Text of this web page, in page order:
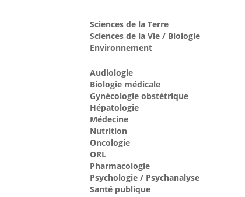
Sciences de la Terre
Sciences de la Vie / Biologie
Environnement
Audiologie
Biologie médicale
Gynécologie obstétrique
Hépatologie
Médecine
Nutrition
Oncologie
ORL
Pharmacologie
Psychologie / Psychanalyse
Santé publique